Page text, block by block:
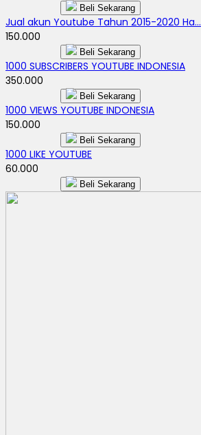
Beli Sekarang
Jual akun Youtube Tahun 2015-2020 Ha...
150.000
Beli Sekarang
1000 SUBSCRIBERS YOUTUBE INDONESIA
350.000
Beli Sekarang
1000 VIEWS YOUTUBE INDONESIA
150.000
Beli Sekarang
1000 LIKE YOUTUBE
60.000
Beli Sekarang